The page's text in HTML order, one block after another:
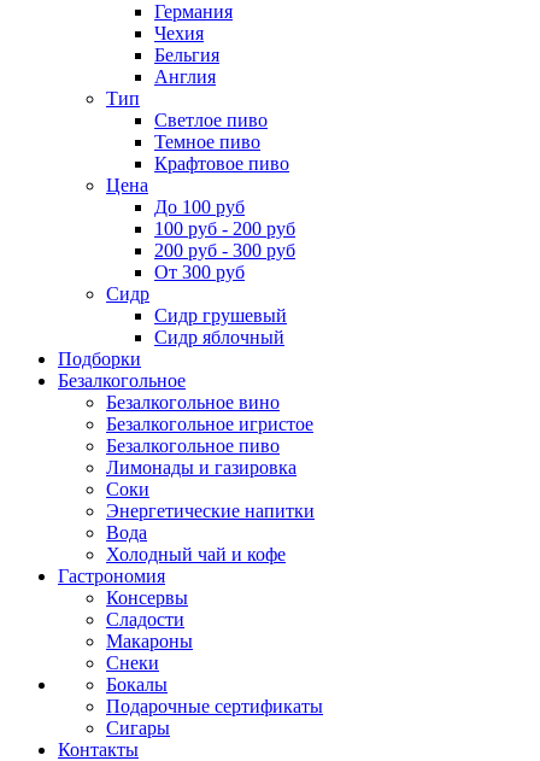
Германия
Чехия
Бельгия
Англия
Тип
Светлое пиво
Темное пиво
Крафтовое пиво
Цена
До 100 руб
100 руб - 200 руб
200 руб - 300 руб
От 300 руб
Сидр
Сидр грушевый
Сидр яблочный
Подборки
Безалкогольное
Безалкогольное вино
Безалкогольное игристое
Безалкогольное пиво
Лимонады и газировка
Соки
Энергетические напитки
Вода
Холодный чай и кофе
Гастрономия
Консервы
Сладости
Макароны
Снеки
Бокалы
Подарочные сертификаты
Сигары
Контакты